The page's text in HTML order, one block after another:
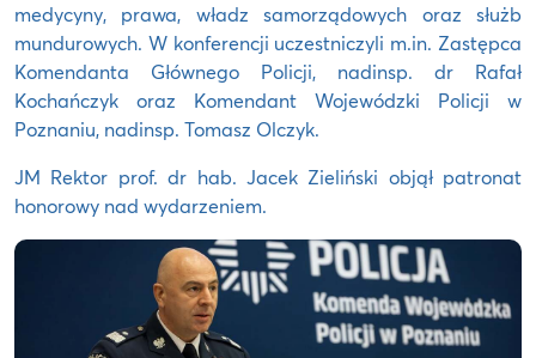
medycyny, prawa, władz samorządowych oraz służb
mundurowych. W konferencji uczestniczyli m.in. Zastępca
Komendanta Głównego Policji, nadinsp. dr Rafał
Kochańczyk oraz Komendant Wojewódzki Policji w
Poznaniu, nadinsp. Tomasz Olczyk.
JM Rektor prof. dr hab. Jacek Zieliński objął patronat
honorowy nad wydarzeniem.